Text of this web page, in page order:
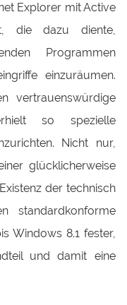
Explorer mit Active
die dazu diente,
Programmen
einzuräumen.
vertrauenswürdige
so spezielle
Nicht nur,
glücklicherweise
der technisch
standardkonforme
Windows 8.1 fester,
und damit eine